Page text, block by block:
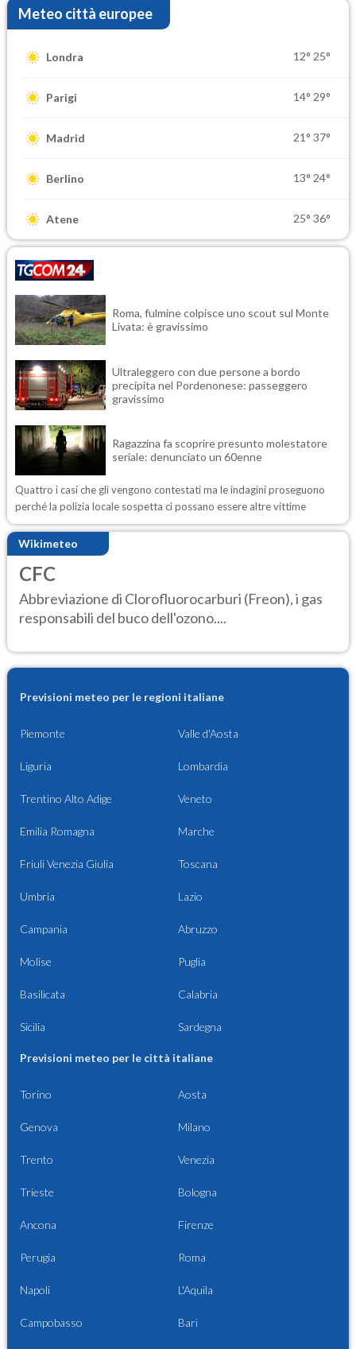
Meteo città europee
Londra 12° 25°
Parigi 14° 29°
Madrid 21° 37°
Berlino 13° 24°
Atene 25° 36°
Roma, fulmine colpisce uno scout sul Monte
Livata: è gravissimo
Ultraleggero con due persone a bordo
precipita nel Pordenonese: passeggero
gravissimo
Ragazzina fa scoprire presunto molestatore
seriale: denunciato un 60enne
Quattro i casi che gli vengono contestati ma le indagini proseguono
perché la polizia locale sospetta ci possano essere altre vittime
Wikimeteo
CFC
Abbreviazione di Clorofluorocarburi (Freon), i gas
responsabili del buco dell'ozono....
Previsioni meteo per le regioni italiane
Piemonte Valle d'Aosta
Liguria Lombardia
Trentino Alto Adige Veneto
Emilia Romagna Marche
Friuli Venezia Giulia Toscana
Umbria Lazio
Campania Abruzzo
Molise Puglia
Basilicata Calabria
Sicilia Sardegna
Previsioni meteo per le città italiane
Torino Aosta
Genova Milano
Trento Venezia
Trieste Bologna
Ancona Firenze
Perugia Roma
Napoli L'Aquila
Campobasso Bari